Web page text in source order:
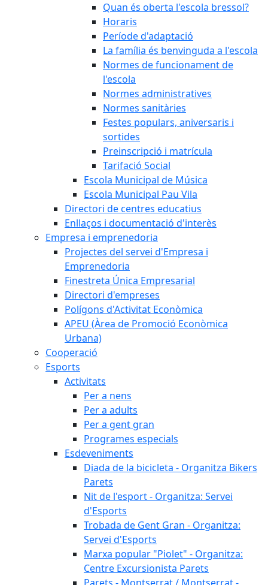
Quan és oberta l'escola bressol?
Horaris
Període d'adaptació
La família és benvinguda a l'escola
Normes de funcionament de
l'escola
Normes administratives
Normes sanitàries
Festes populars, aniversaris i
sortides
Preinscripció i matrícula
Tarifació Social
Escola Municipal de Música
Escola Municipal Pau Vila
Directori de centres educatius
Enllaços i documentació d'interès
Empresa i emprenedoria
Projectes del servei d'Empresa i
Emprenedoria
Finestreta Única Empresarial
Directori d'empreses
Polígons d'Activitat Econòmica
APEU (Àrea de Promoció Econòmica
Urbana)
Cooperació
Esports
Activitats
Per a nens
Per a adults
Per a gent gran
Programes especials
Esdeveniments
Diada de la bicicleta - Organitza Bikers
Parets
Nit de l'esport - Organitza: Servei
d'Esports
Trobada de Gent Gran - Organitza:
Servei d'Esports
Marxa popular "Piolet" - Organitza:
Centre Excursionista Parets